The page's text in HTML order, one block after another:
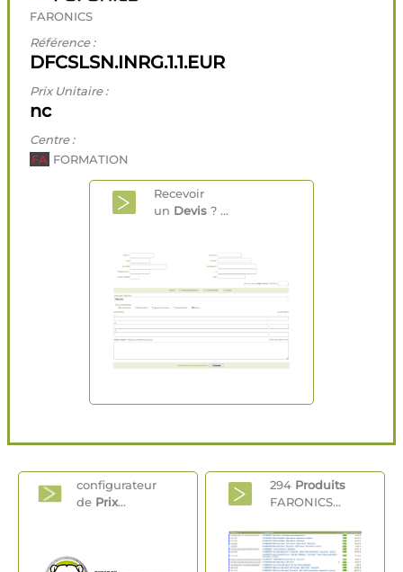
FARONICS
Référence :
DFCSLSN.INRG.1.1.EUR
Prix Unitaire :
nc
Centre :
FA FORMATION
Recevoir
un Devis ? ...
configurateur
de Prix...
294 Produits
FARONICS...